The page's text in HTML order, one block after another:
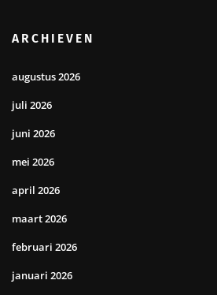
ARCHIEVEN
augustus 2026
juli 2026
juni 2026
mei 2026
april 2026
maart 2026
februari 2026
januari 2026